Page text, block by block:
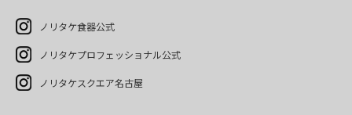
ノリタケ食器公式
ノリタケプロフェッショナル公式
ノリタケスクエア名古屋